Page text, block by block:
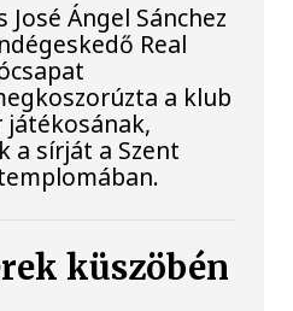
Ángel Sánchez
Real
a klub
játékosának,
a sírját a Szent
küszöbén